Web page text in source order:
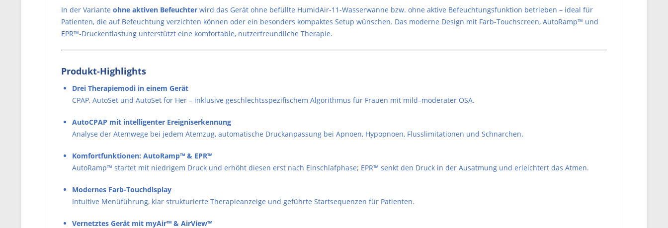
In der Variante ohne aktiven Befeuchter wird das Gerät ohne befüllte HumidAir-11-Wasserwanne bzw. ohne aktive Befeuchtungsfunktion betrieben – ideal für
Patienten, die auf Befeuchtung verzichten können oder ein besonders kompaktes Setup wünschen. Das moderne Design mit Farb-Touchscreen, AutoRamp™ und
EPR™-Druckentlastung unterstützt eine komfortable, nutzerfreundliche Therapie.
Produkt-Highlights
Drei Therapiemodi in einem Gerät
CPAP, AutoSet und AutoSet for Her – inklusive geschlechtsspezifischem Algorithmus für Frauen mit mild–moderater OSA.
AutoCPAP mit intelligenter Ereigniserkennung
Analyse der Atemwege bei jedem Atemzug, automatische Druckanpassung bei Apnoen, Hypopnoen, Flusslimitationen und Schnarchen.
Komfortfunktionen: AutoRamp™ & EPR™
AutoRamp™ startet mit niedrigem Druck und erhöht diesen erst nach Einschlafphase; EPR™ senkt den Druck in der Ausatmung und erleichtert das Atmen.
Modernes Farb-Touchdisplay
Intuitive Menüführung, klar strukturierte Therapieanzeige und geführte Startsequenzen für Patienten.
Vernetztes Gerät mit myAir™ & AirView™